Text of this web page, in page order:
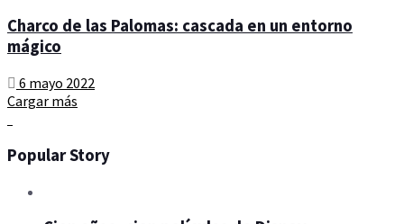
Charco de las Palomas: cascada en un entorno
mágico
6 mayo 2022
Cargar más
Popular Story